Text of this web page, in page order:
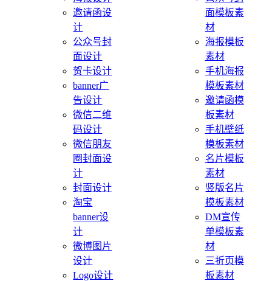
邀请函设
计
公众号封
面设计
贺卡设计
banner广
告设计
微信二维
码设计
微信朋友
圈封面设
计
封面设计
淘宝
banner设
计
微博图片
设计
Logo设计
面模板素
材
海报模板
素材
手机海报
模板素材
邀请函模
板素材
手机壁纸
模板素材
名片模板
素材
竖版名片
模板素材
DM宣传
单模板素
材
三折页模
板素材